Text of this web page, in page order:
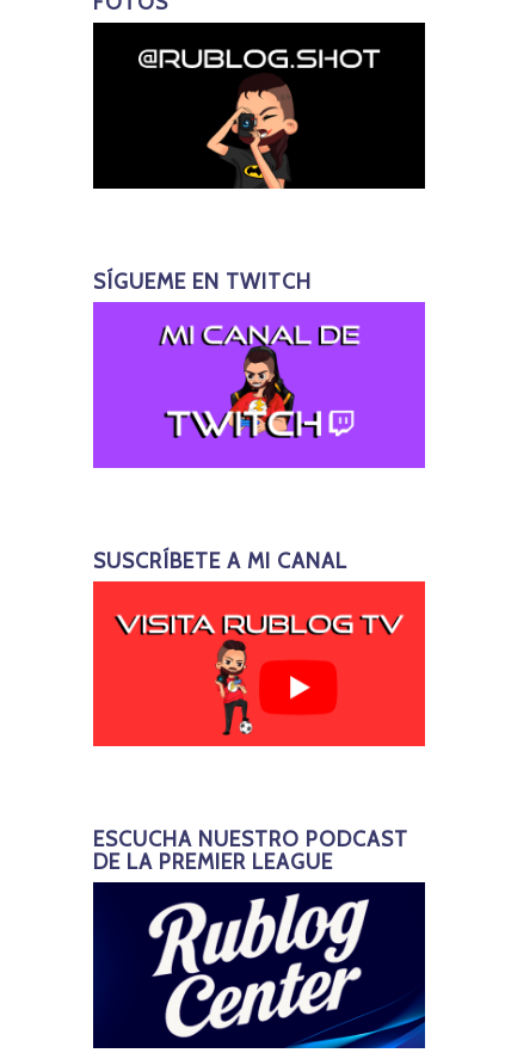
SÍGUEME EN TWITCH
SUSCRÍBETE A MI CANAL
ESCUCHA NUESTRO PODCAST
DE LA PREMIER LEAGUE